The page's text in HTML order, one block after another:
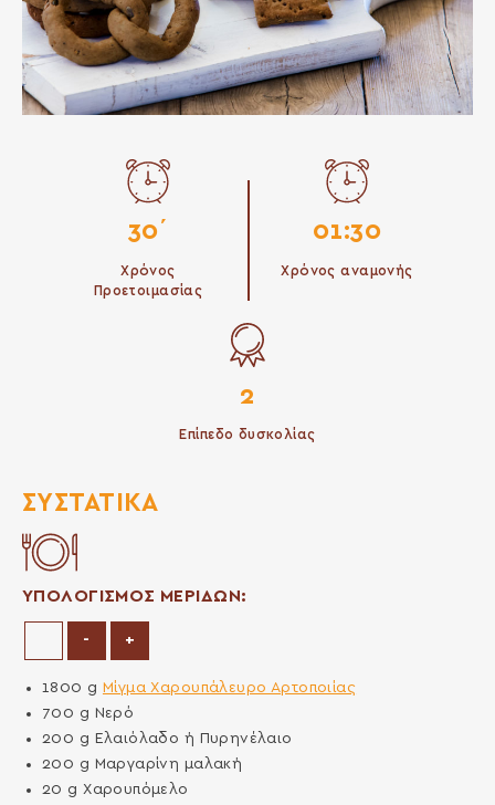
30΄
Χρόνος
Προετοιμασίας
01:30
Χρόνος αναμονής
2
Επίπεδο δυσκολίας
ΣΥΣΤΑΤΙΚΆ
ΥΠΟΛΟΓΙΣΜΟΣ ΜΕΡΙΔΩΝ:
- Μείωση μερίδων
+Αύξηση μερίδων
1800 g Μίγμα Χαρουπάλευρο Αρτοποιίας
700 g Νερό
200 g Ελαιόλαδο ή Πυρηνέλαιο
200 g Μαργαρίνη μαλακή
20 g Χαρουπόμελο